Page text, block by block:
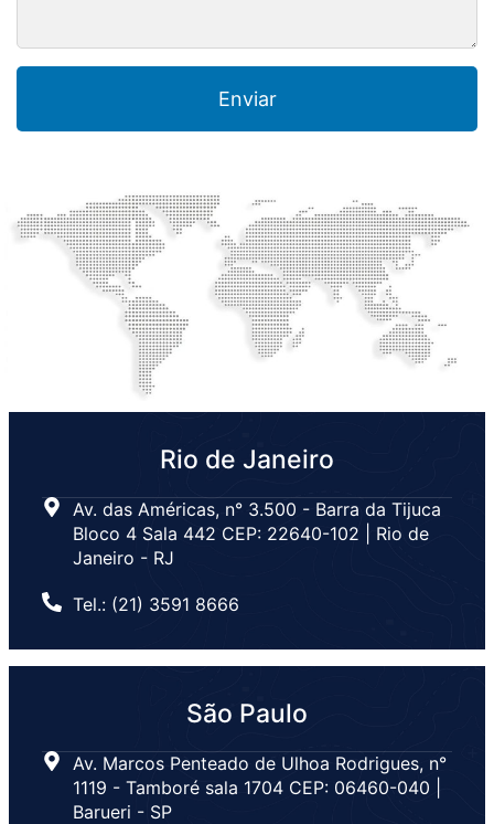
Enviar
Rio de Janeiro
Av. das Américas, n° 3.500 - Barra da Tijuca
Bloco 4 Sala 442 CEP: 22640-102 | Rio de
Janeiro - RJ
Tel.: (21) 3591 8666
São Paulo
Av. Marcos Penteado de Ulhoa Rodrigues, n°
1119 - Tamboré sala 1704 CEP: 06460-040 |
Barueri - SP